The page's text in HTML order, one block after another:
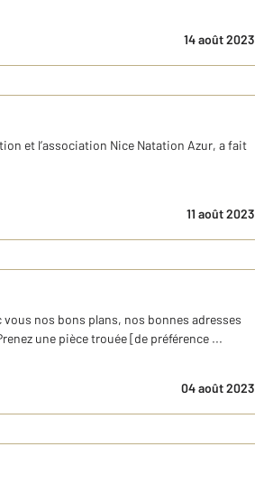
14 août 2023
et l’association Nice Natation Azur, a fait
11 août 2023
nos bons plans, nos bonnes adresses
une pièce trouée [de préférence ...
04 août 2023